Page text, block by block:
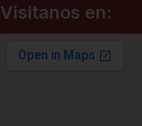
Visitanos en: